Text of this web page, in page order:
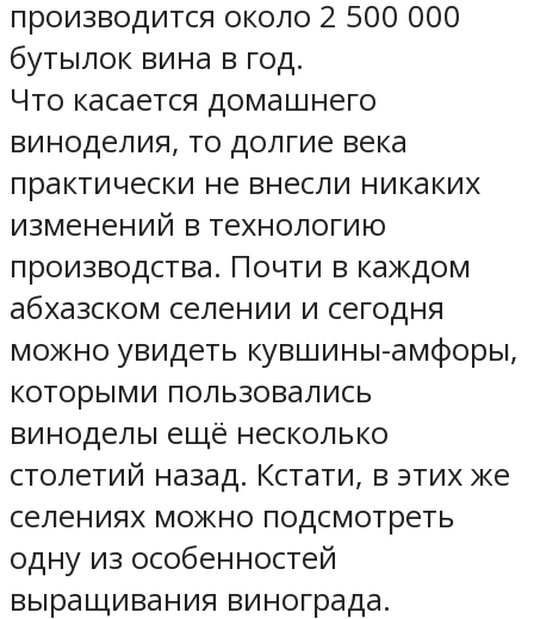
производится около 2 500 000
бутылок вина в год.
Что касается домашнего
виноделия, то долгие века
практически не внесли никаких
изменений в технологию
производства. Почти в каждом
абхазском селении и сегодня
можно увидеть кувшины-амфоры,
которыми пользовались
виноделы ещё несколько
столетий назад. Кстати, в этих же
селениях можно подсмотреть
одну из особенностей
выращивания винограда.